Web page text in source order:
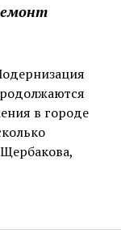
в городе